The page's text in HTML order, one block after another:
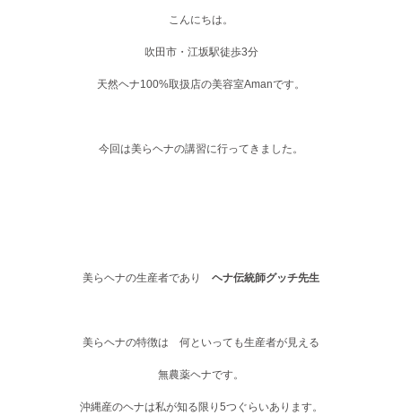
こんにちは。
吹田市・江坂駅徒歩3分
天然ヘナ100%取扱店の美容室Amanです。
今回は美らヘナの講習に行ってきました。
美らヘナの生産者であり ヘナ伝統師グッチ先生
美らヘナの特徴は 何といっても生産者が見える
無農薬ヘナです。
沖縄産のヘナは私が知る限り5つぐらいあります。